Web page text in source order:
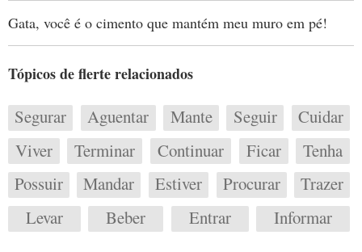
Gata, você é o cimento que mantém meu muro em pé!
Tópicos de flerte relacionados
Segurar Aguentar Mante Seguir
Cuidar
Viver
Terminar Continuar Ficar
Tenha
Possuir
Mandar Estiver Procurar
Trazer
Levar
Beber Entrar Informar